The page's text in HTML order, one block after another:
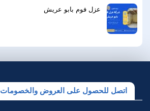
عزل فوم بابو عريش
اتصل للحصول على العروض والخصومات